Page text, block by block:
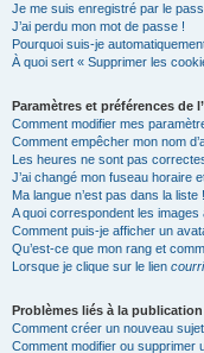
Je me suis enregistré par le
J’ai perdu mon mot de passe !
Pourquoi suis-je
À quoi sert « Supprimer les
Paramètres et préférences de
Comment modifier mes
Comment empêcher mon nom
Les heures ne sont pas
J’ai changé mon fuseau horaire
Ma langue n’est pas dans la liste !
A quoi correspondent les images
Comment puis-je afficher un
Qu’est-ce que mon rang et
Lorsque je clique sur le lien
Problèmes liés à la
Comment créer un nouveau
Comment modifier ou supprimer